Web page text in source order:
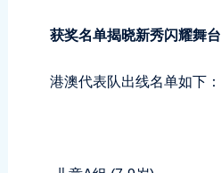
获奖名单揭晓新秀闪耀舞台
港澳代表队出线名单如下：